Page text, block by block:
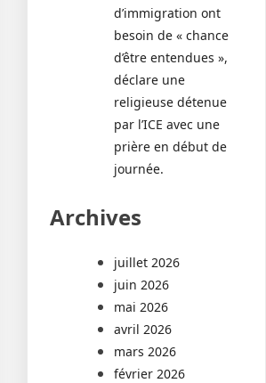
d’immigration ont
besoin de « chance
d’être entendues »,
déclare une
religieuse détenue
par l’ICE avec une
prière en début de
journée.
Archives
juillet 2026
juin 2026
mai 2026
avril 2026
mars 2026
février 2026